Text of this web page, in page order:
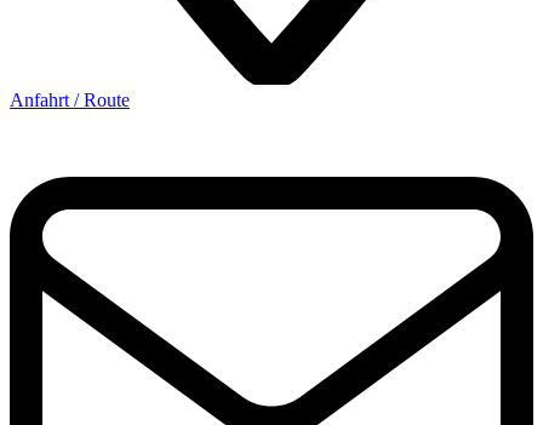
Anfahrt / Route